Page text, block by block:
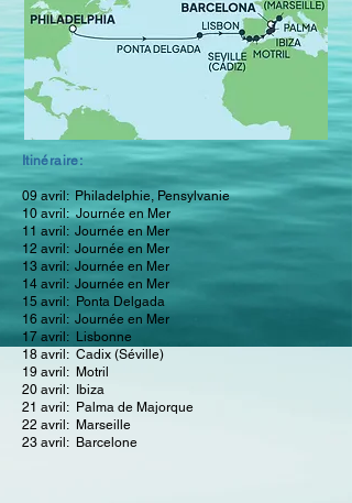
Itinéraire:
09 avril: Philadelphie, Pensylvanie
10 avril: Journée en Mer
11 avril: Journée en Mer
12 avril: Journée en Mer
13 avril: Journée en Mer
14 avril: Journée en Mer
15 avril: Ponta Delgada
16 avril: Journée en Mer
17 avril: Lisbonne
18 avril: Cadix (Séville)
19 avril: Motril
20 avril: Ibiza
21 avril: Palma de Majorque
22 avril: Marseille
23 avril: Barcelone